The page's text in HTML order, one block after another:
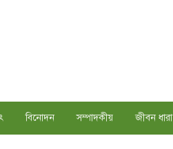
বিনোদন সম্পাদকীয় জীবন ধারা